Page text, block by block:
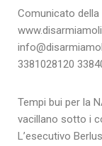
Comunicato della
3381028120
Tempi bui per la
vacillano sotto i
L’esecutivo